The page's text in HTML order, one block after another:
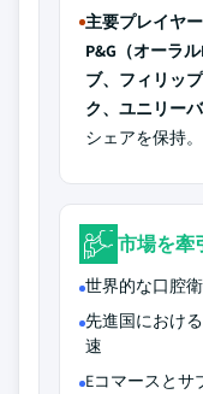
主要プレイヤー
P&G（オーラ
ブ、フィリッ
ク、ユニリーバ
シェアを保持。
市場を牽
世界的な口腔
先進国におけ
速
Eコマースと